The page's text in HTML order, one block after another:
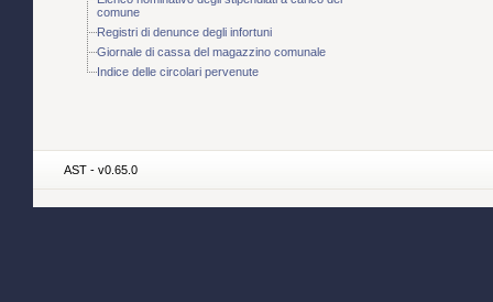
comune
Registri di denunce degli infortuni
Giornale di cassa del magazzino comunale
Indice delle circolari pervenute
AST - v0.65.0